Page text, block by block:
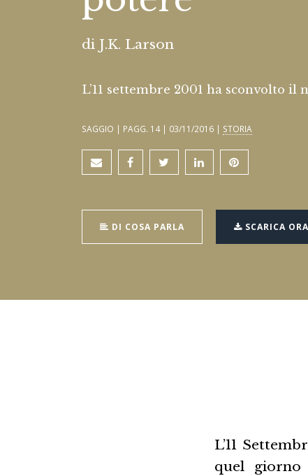
di J.K. Larson
L’11 settembre 2001 ha sconvolto
SAGGIO | PAGG. 14 | 03/11/2016 | STORIA
DI COSA PARLA SCARICA ORA
L’11
quel